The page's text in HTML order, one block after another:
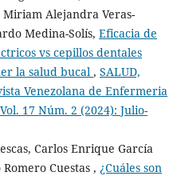
Alejandra Veras-
Medina-Solís, Eficacia de
vs cepillos dentales
la salud bucal , SALUD,
Venezolana de Enfermeria
17 Núm. 2 (2024): Julio-
Carlos Enrique García
Cuestas , ¿Cuáles son